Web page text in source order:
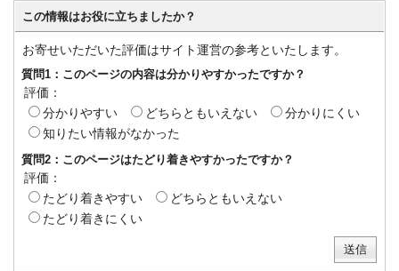
この情報はお役に立ちましたか？
お寄せいただいた評価はサイト運営の参考といたします。
質問1：このページの内容は分かりやすかったですか？
評価：
分かりやすい
どちらともいえない
分かりにくい
知りたい情報がなかった
質問2：このページはたどり着きやすかったですか？
評価：
たどり着きやすい
どちらともいえない
たどり着きにくい